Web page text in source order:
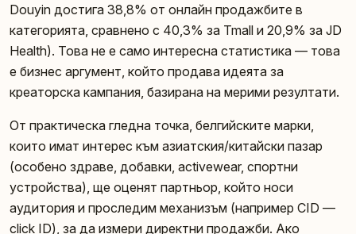
Douyin достига 38,8% от онлайн продажбите в
категорията, сравненo с 40,3% за Tmall и 20,9% за JD
Health). Това не е само интересна статистика — това
е бизнес аргумент, който продава идеята за
креаторска кампания, базирана на мерими резултати.
От практическа гледна точка, белгийските марки,
които имат интерес към азиатския/китайски пазар
(особено здраве, добавки, activewear, спортни
устройства), ще оценят партньор, който носи
аудитория и проследим механизъм (например CID —
click ID), за да измери директни продажби. Ако